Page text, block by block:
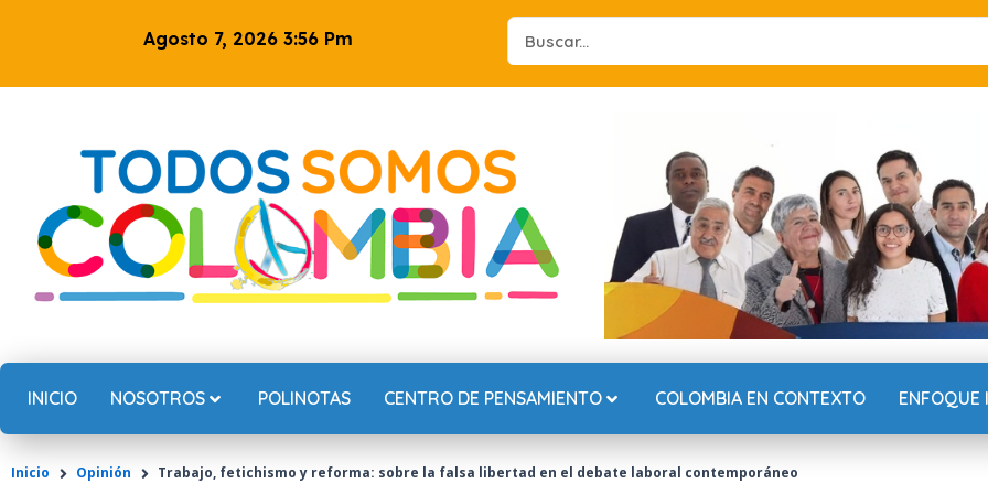
Agosto 7, 2026 3:56 Pm
Search
...
INICIO NOSOTROS POLINOTAS CENTRO DE PENSAMIENTO COLOMBIA EN CONTEXTO ENFOQUE
Inicio Opinión Trabajo, fetichismo y reforma: sobre la falsa libertad en el debate laboral contemporáneo